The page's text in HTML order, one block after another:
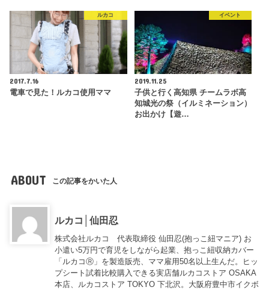
ルカコ
2017.7.16
電車で見た！ルカコ使用ママ
イベント
2019.11.25
子供と行く高知県 チームラボ高
知城光の祭（イルミネーション）
お出かけ【遊…
ABOUT この記事をかいた人
ルカコ│仙田忍
株式会社ルカコ 代表取締役 仙田忍(抱っこ紐マニア) お
小遣い5万円で育児をしながら起業、抱っこ紐収納カバー
「ルカコⓇ」を製造販売、ママ雇用50名以上生んだ。ヒッ
プシート試着比較購入できる実店舗ルカコストア OSAKA
本店、ルカコストア TOKYO 下北沢。大阪府豊中市イクボ